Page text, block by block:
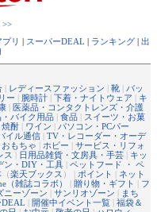
>>
リ | スーパーDEAL | ランキング | 出
| レディースファッション | 靴 | バッ
ー | 腕時計 | 下着・ナイトウェア | キ
| 医薬品・コンタクトレンズ・介護
・バイク用品 | 食品 | スイーツ・お菓
焼酎 | ワイン | パソコン・PCパー
イル通信 | TV・レコーダー・オーデ
おもちゃ | ホビー | サービス・リフォ
ス | 日用品雑貨・文房具・手芸 | キッ
ン・DIY・工具 | ペットフード ・ ペ
（楽天ブックス ） | ポイント | ネット
（雑誌コラボ） | 贈り物・ギフト | フ
ニーゾーン | サンリオゾーン | まち
DEAL | 開催中イベント一覧 | 福袋＆